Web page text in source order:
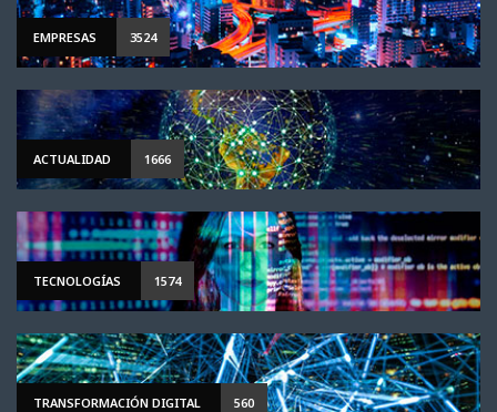
EMPRESAS 3524
ACTUALIDAD 1666
TECNOLOGÍAS 1574
TRANSFORMACIÓN DIGITAL 560